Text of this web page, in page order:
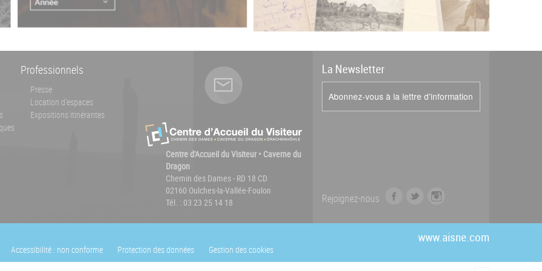
Professionnels
Presse
Location d'espaces
Expositions itinérantes
Centre d'Accueil du Visiteur • Caverne du
Dragon
Chemin des Dames - RD 18 CD
02160 Oulches-la-Vallée-Foulon
Tél. : 03 23 25 14 18
La Newsletter
Abonnez-vous à la lettre d'information
Rejoignez-nous
o
e
t
g
Accessibilité : non conforme Protection des données Gestion des cookies
www.aisne.com